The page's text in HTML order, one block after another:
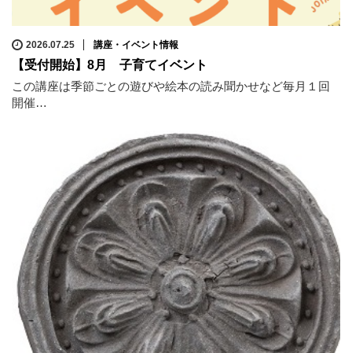
2026.07.25 講座・イベント情報
【受付開始】8月 子育てイベント
この講座は季節ごとの遊びや絵本の読み聞かせなど毎月１回
開催…